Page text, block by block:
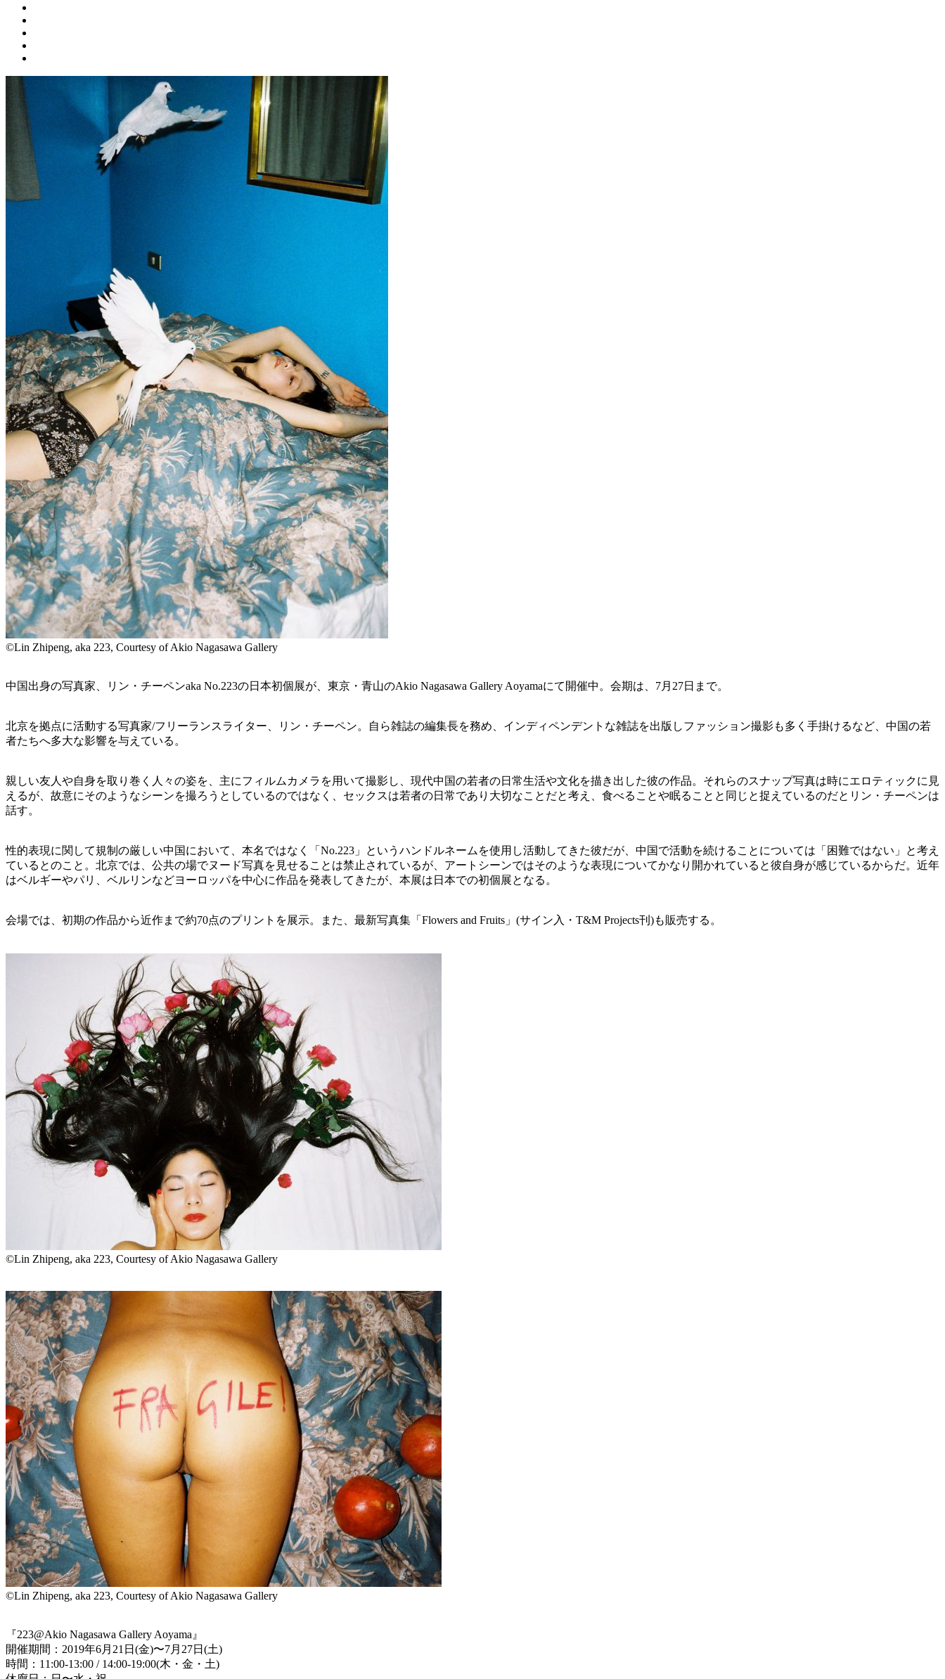
©Lin Zhipeng, aka 223, Courtesy of Akio Nagasawa Gallery
中国出身の写真家、リン・チーペンaka No.223の日本初個展が、東京・青山のAkio Nagasawa Gallery Aoyamaにて開催中。会期は、7月27日まで。
北京を拠点に活動する写真家/フリーランスライター、リン・チーペン。自ら雑誌の編集長を務め、インディペンデントな雑誌を出版しファッション撮影も多く手掛けるなど、中国の若
者たちへ多大な影響を与えている。
親しい友人や自身を取り巻く人々の姿を、主にフィルムカメラを用いて撮影し、現代中国の若者の日常生活や文化を描き出した彼の作品。それらのスナップ写真は時にエロティックに見
えるが、故意にそのようなシーンを撮ろうとしているのではなく、セックスは若者の日常であり大切なことだと考え、食べることや眠ることと同じと捉えているのだとリン・チーペンは
話す。
性的表現に関して規制の厳しい中国において、本名ではなく「No.223」というハンドルネームを使用し活動してきた彼だが、中国で活動を続けることについては「困難ではない」と考え
ているとのこと。北京では、公共の場でヌード写真を見せることは禁止されているが、アートシーンではそのような表現についてかなり開かれていると彼自身が感じているからだ。近年
はベルギーやパリ、ベルリンなどヨーロッパを中心に作品を発表してきたが、本展は日本での初個展となる。
会場では、初期の作品から近作まで約70点のプリントを展示。また、最新写真集「Flowers and Fruits」(サイン入・T&M Projects刊)も販売する。
©Lin Zhipeng, aka 223, Courtesy of Akio Nagasawa Gallery
©Lin Zhipeng, aka 223, Courtesy of Akio Nagasawa Gallery
『223@Akio Nagasawa Gallery Aoyama』
開催期間：2019年6月21日(金)〜7月27日(土)
時間：11:00-13:00 / 14:00-19:00(木・金・土)